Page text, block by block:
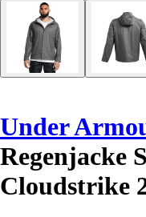
Under
Regenjacke
Cloudstrike